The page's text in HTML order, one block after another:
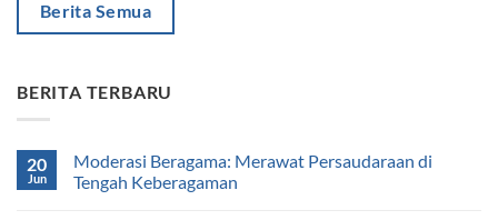
Berita Semua
BERITA TERBARU
20
Jun
Moderasi Beragama: Merawat Persaudaraan di
Tengah Keberagaman